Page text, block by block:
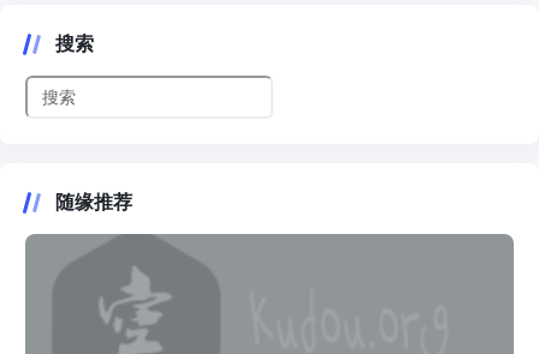
搜索
随缘推荐